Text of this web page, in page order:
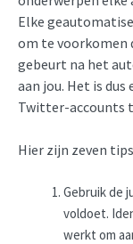
Elke
om te voorkomen
gebeurt na het
aan jou. Het is
Twitter-accounts
Hier zijn zeven
Gebruik de
voldoet.
werkt om